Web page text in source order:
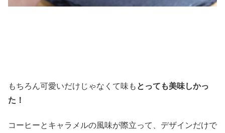
もちろん可愛いだけじゃなくて味も とっても美味しかっ
た！
コーヒーとキャラメルの風味が際立って、デザインだけで